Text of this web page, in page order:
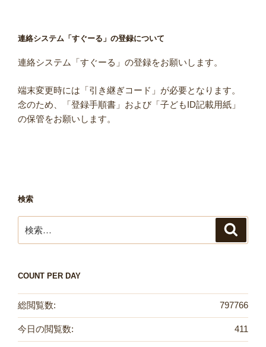
連絡システム「すぐーる」の登録について
連絡システム「すぐーる」の登録をお願いします。
端末変更時には「引き継ぎコード」が必要となります。
念のため、「登録手順書」および「子どもID記載用紙」
の保管をお願いします。
検索
索:
COUNT PER DAY
797766
総閲覧数:
411
今日の閲覧数: